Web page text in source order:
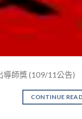
師獎 (109/11公告)
CONTINUE